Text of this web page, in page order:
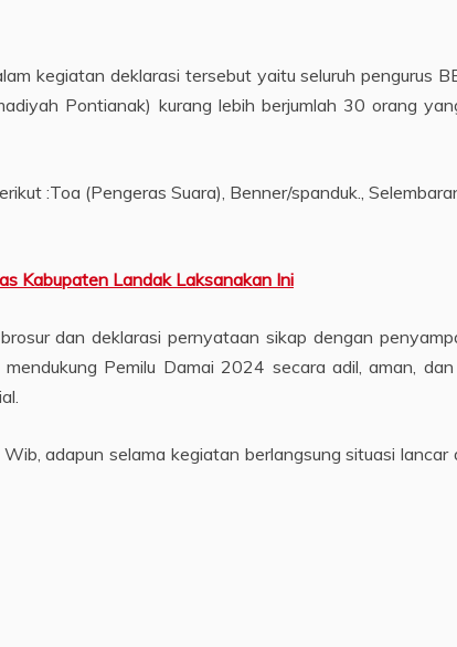
kegiatan deklarasi tersebut yaitu seluruh pengurus
Pontianak) kurang lebih berjumlah 30 orang
:Toa (Pengeras Suara), Benner/spanduk.,
Kabupaten Landak Laksanakan Ini
dan deklarasi pernyataan sikap dengan
Pemilu Damai 2024 secara adil, aman,
adapun selama kegiatan berlangsung situasi lancar